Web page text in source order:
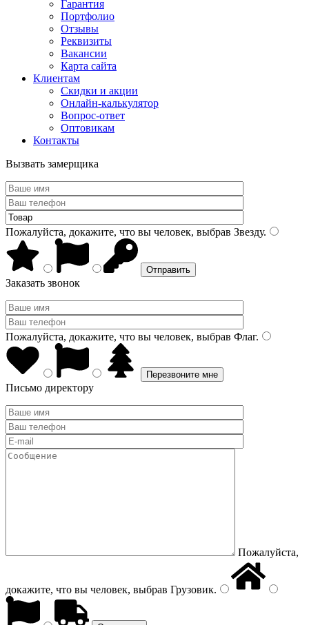
Гарантия
Портфолио
Отзывы
Реквизиты
Вакансии
Карта сайта
Клиентам
Скидки и акции
Онлайн-калькулятор
Вопрос-ответ
Оптовикам
Контакты
Вызвать замерщика
Пожалуйста, докажите, что вы человек, выбрав Звезду.
Заказать звонок
Пожалуйста, докажите, что вы человек, выбрав Флаг.
Письмо директору
Пожалуйста,
докажите, что вы человек, выбрав Грузовик.